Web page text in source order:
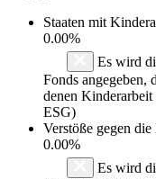
Staaten mit
0.00%
Es wird
Fonds angegeben,
denen
ESG)
Verstöße gegen
0.00%
Es wird